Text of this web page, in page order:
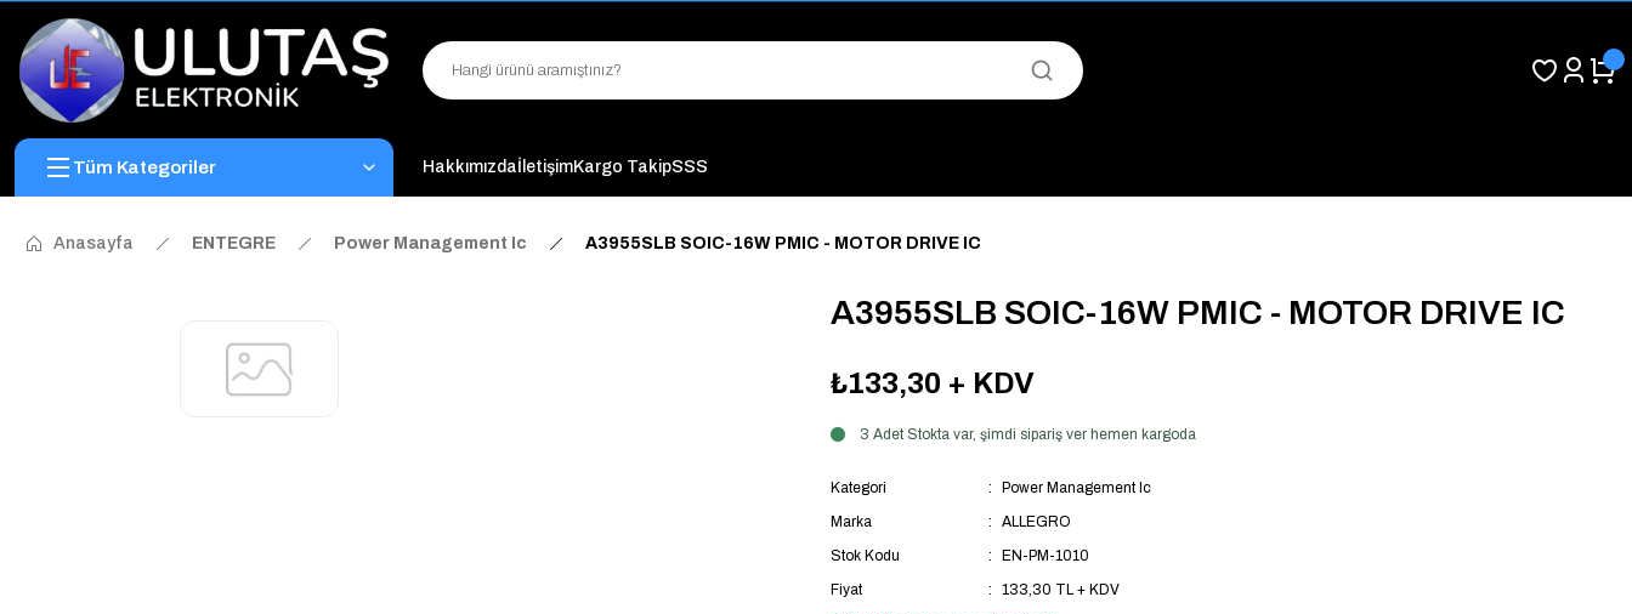
"Binlerce Ürün Çeşitliliği ile Stoktan Hemen Teslim."
"Toptan Fiyatına Perakende Satış Avantajını Kaçırmayın!"
Tüm Kategoriler HakkımızdaİletişimKargo TakipSSS
Anasayfa ENTEGRE Power Management Ic A3955SLB SOIC-16W PMIC - MOTOR DRIVE IC
A3955SLB SOIC-16W PMIC - MOTOR DRIVE IC
₺133,30 + KDV
3 Adet Stokta var, şimdi sipariş ver hemen kargoda
Kategori
Power Management Ic
Marka
ALLEGRO
Stok Kodu
EN-PM-1010
Fiyat
133,30 TL + KDV